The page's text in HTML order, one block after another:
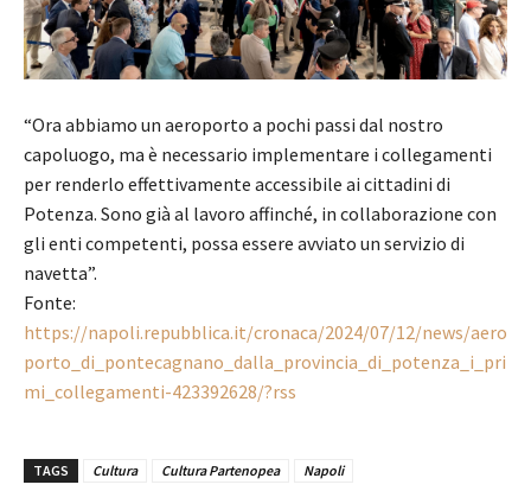
“Ora abbiamo un aeroporto a pochi passi dal nostro
capoluogo, ma è necessario implementare i collegamenti
per renderlo effettivamente accessibile ai cittadini di
Potenza. Sono già al lavoro affinché, in collaborazione con
gli enti competenti, possa essere avviato un servizio di
navetta”.
Fonte:
https://napoli.repubblica.it/cronaca/2024/07/12/news/aero
porto_di_pontecagnano_dalla_provincia_di_potenza_i_pri
mi_collegamenti-423392628/?rss
TAGS Cultura Cultura Partenopea Napoli